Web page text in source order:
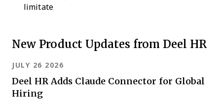
limitate
New Product Updates from Deel HR
JULY 26 2026
Deel HR Adds Claude Connector for Global
Hiring